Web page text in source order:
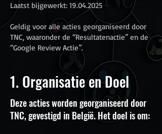
Laatst bijgewerkt: 19.04.2025
Geldig voor alle acties georganiseerd door
TNC, waaronder de “Resultatenactie” en de
“Google Review Actie”.
1. Organisatie en Doel
Deze acties worden georganiseerd door
TNC, gevestigd in België. Het doel is om: